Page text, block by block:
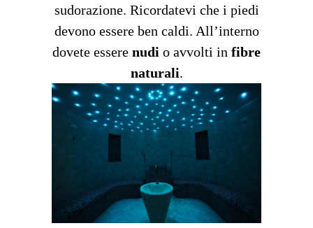
sudorazione. Ricordatevi che i piedi
devono essere ben caldi. All’interno
dovete essere nudi o avvolti in fibre
naturali.